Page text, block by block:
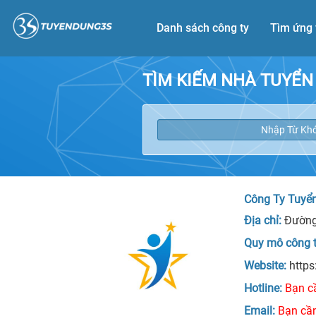
Danh sách công ty Tìm ứng
TÌM KIẾM NHÀ TUYỂN
Công Ty
Địa chỉ:
Quy mô công
Website:
Hotline: Bạn
Email: Bạn